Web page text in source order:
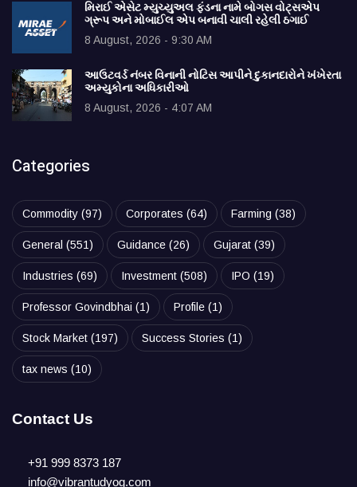
મિરાઈ એસેટ મ્યુચ્યુઅલ ફંડના નામે બોગસ વોટ્સએપ
ગ્રૂપ અને મોબાઈલ એપ બનાવી ચાલી રહેલી ઠગાઈ
8 August, 2026 - 9:30 AM
આઉટવર્ડ નંબર વિનાની નોટિસ આપીને દુકાનદારોને ખંખેરતા
અમ્યુકોના અધિકારીઓ
8 August, 2026 - 4:07 AM
Categories
Commodity (97) Corporates (64) Farming (38)
General (551) Guidance (26) Gujarat (39)
Industries (69) Investment (508) IPO (19)
Professor Govindbhai (1) Profile (1)
Stock Market (197) Success Stories (1)
tax news (10)
Contact Us
+91 999 8373 187
info@vibrantudyog.com